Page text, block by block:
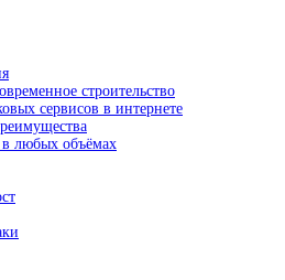
строительство
сервисов в интернете
в любых объёмах